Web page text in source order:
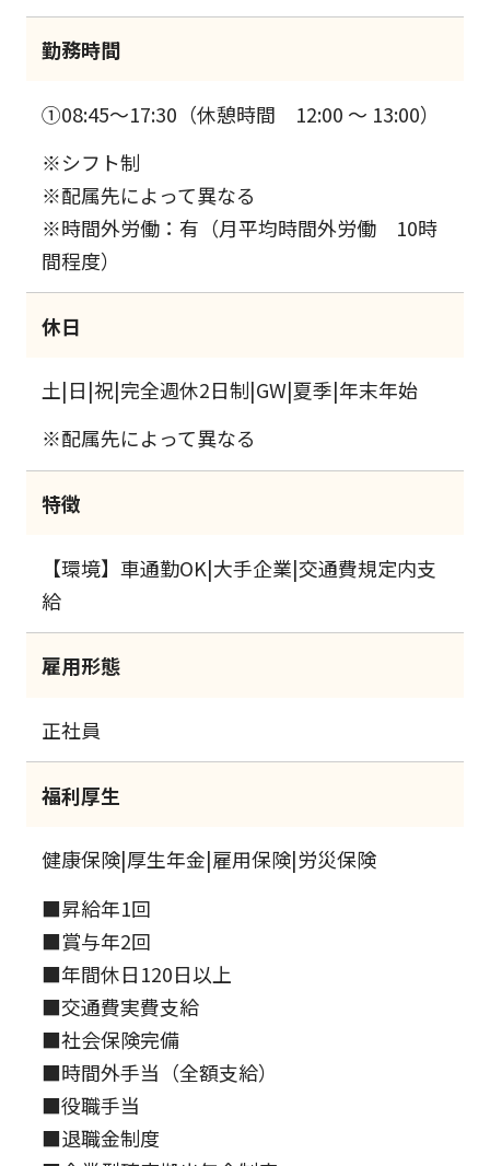
勤務時間
①08:45～17:30（休憩時間 12:00 ～ 13:00）
※シフト制
※配属先によって異なる
※時間外労働：有（月平均時間外労働 10時
間程度）
休日
土|日|祝|完全週休2日制|GW|夏季|年末年始
※配属先によって異なる
特徴
【環境】車通勤OK|大手企業|交通費規定内支
給
雇用形態
正社員
福利厚生
健康保険|厚生年金|雇用保険|労災保険
■昇給年1回
■賞与年2回
■年間休日120日以上
■交通費実費支給
■社会保険完備
■時間外手当（全額支給）
■役職手当
■退職金制度